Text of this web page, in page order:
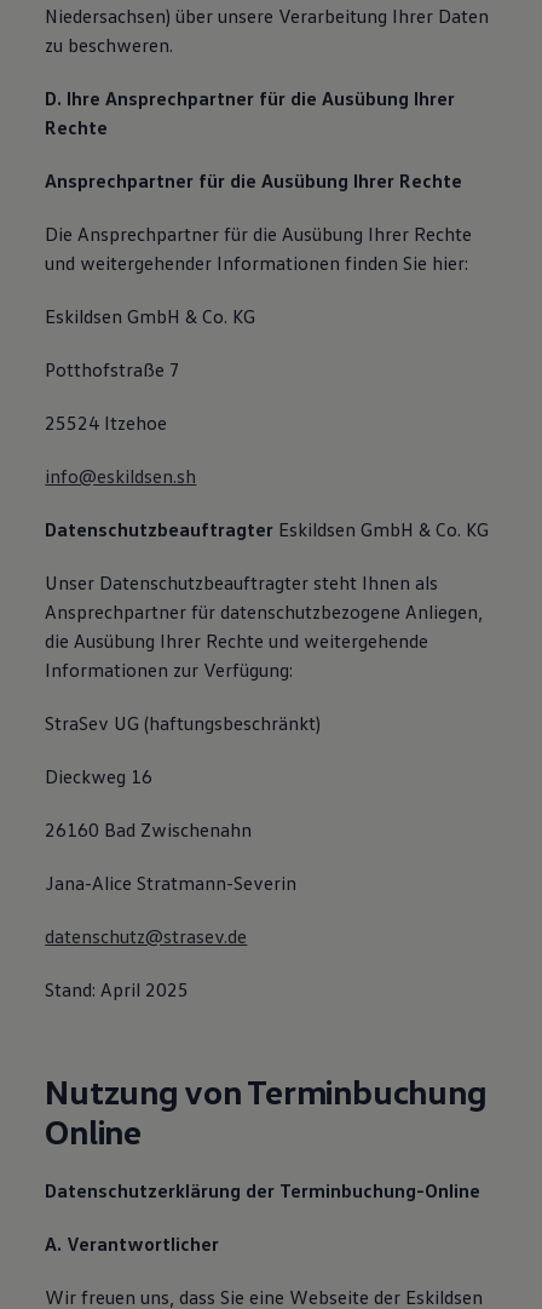
Niedersachsen) über unsere Verarbeitung Ihrer Daten
zu beschweren.
D. Ihre Ansprechpartner für die Ausübung Ihrer
Rechte
Ansprechpartner für die Ausübung Ihrer Rechte
Die Ansprechpartner für die Ausübung Ihrer Rechte
und weitergehender Informationen finden Sie hier:
Eskildsen GmbH & Co. KG
Potthofstraße 7
25524 Itzehoe
info@eskildsen.sh
Datenschutzbeauftragter Eskildsen GmbH & Co. KG
Unser Datenschutzbeauftragter steht Ihnen als
Ansprechpartner für datenschutzbezogene Anliegen,
die Ausübung Ihrer Rechte und weitergehende
Informationen zur Verfügung:
StraSev UG (haftungsbeschränkt)
Dieckweg 16
26160 Bad Zwischenahn
Jana-Alice Stratmann-Severin
datenschutz@strasev.de
Stand: April 2025
Nutzung von Terminbuchung
Online
Datenschutzerklärung der Terminbuchung-Online
A. Verantwortlicher
Wir freuen uns, dass Sie eine Webseite der Eskildsen